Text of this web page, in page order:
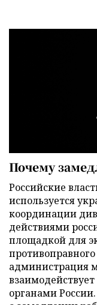
Почему
Российские
используется
координации
действиями
площадкой для
администрация
органами